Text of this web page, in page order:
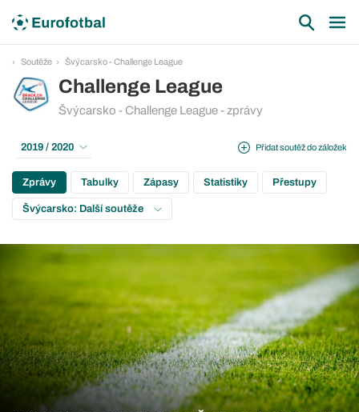
Soutěže Švýcarsko - Challenge League
Challenge League
Švýcarsko - Challenge League - zprávy
Přidat soutěž do záložek
2019 / 2020
Zprávy Tabulky Zápasy Statistiky Přestupy
Švýcarsko: Další soutěže